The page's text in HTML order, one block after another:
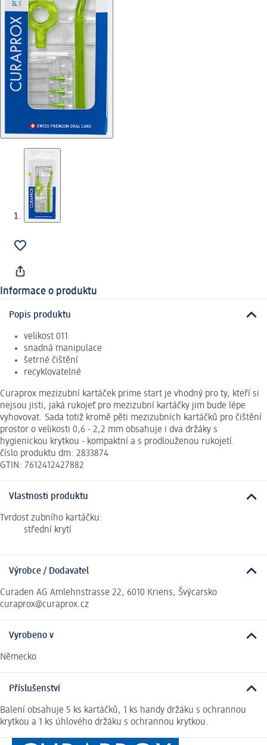
Informace o produktu
Popis produktu
velikost 011
snadná manipulace
šetrné čištění
recyklovatelné
Curaprox mezizubní kartáček prime start je vhodný pro ty, kteří si
nejsou jisti, jaká rukojeť pro mezizubní kartáčky jim bude lépe
vyhovovat. Sada totiž kromě pěti mezizubních kartáčků pro čištění
prostor o velikosti 0,6 - 2,2 mm obsahuje i dva držáky s
hygienickou krytkou - kompaktní a s prodlouženou rukojetí.
číslo produktu dm: 2833874
GTIN: 7612412427882
Vlastnosti produktu
Tvrdost zubního kartáčku:
střední krytí
Výrobce / Dodavatel
Curaden AG Amlehnstrasse 22, 6010 Kriens, Švýcarsko
curaprox@curaprox.cz
Vyrobeno v
Německo
Příslušenství
Balení obsahuje 5 ks kartáčků, 1 ks handy držáku s ochrannou
krytkou a 1 ks úhlového držáku s ochrannou krytkou.